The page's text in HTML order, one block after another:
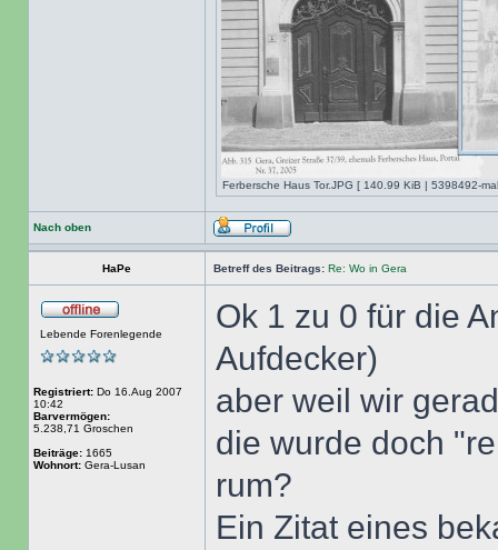
Ferbersche Haus Tor.JPG [ 140.99 KiB | 5398492-
Nach oben
HaPe Betreff des Beitrags: Re: Wo in Gera
Lebende Forenlegende
Registriert: Do 16.Aug 2007
10:42
Barvermögen:
5.238,71 Groschen
Beiträge: 1665
Wohnort: Gera-Lusan
Ok 1 zu 0 für die
Aufdecker)
aber weil wir
die wurde doch
rum?
Ein Zitat eines